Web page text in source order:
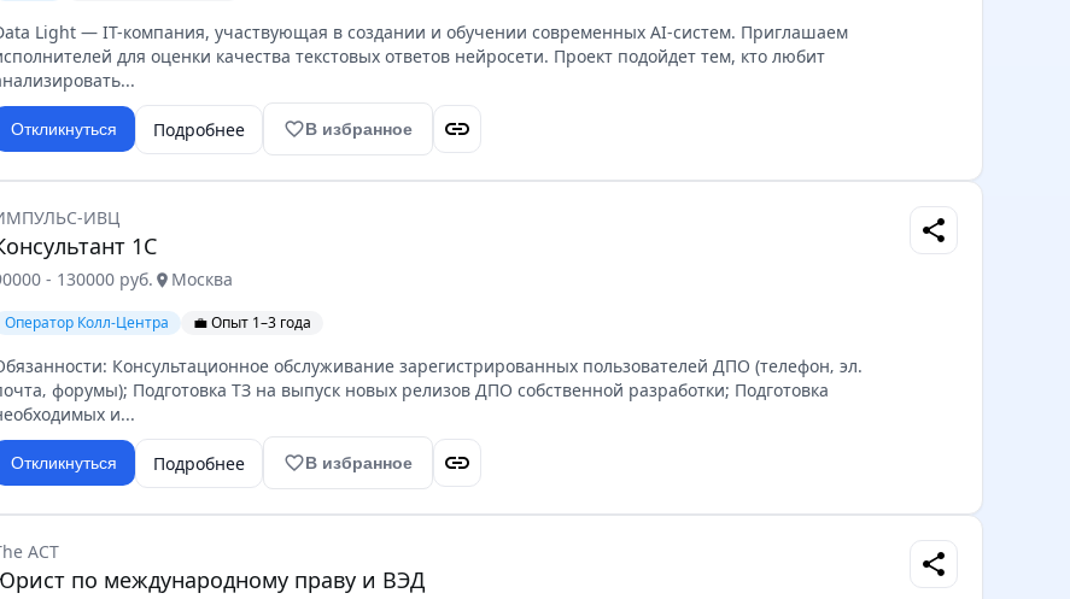
Light — IT-компания, участвующая в создании и обучении современных AI-систем. Приглашаем
для оценки качества текстовых ответов нейросети. Проект подойдет тем, кто любит
Откликнуться Подробнее favorite_borderВ избранное link
ИВЦ
1С
- 130000 руб. location_on Москва
Оператор Колл-Центра 💼 Опыт 1–3 года
Консультационное обслуживание зарегистрированных пользователей ДПО (телефон‚ эл.
форумы); Подготовка ТЗ на выпуск новых релизов ДПО собственной разработки; Подготовка
и...
Откликнуться Подробнее favorite_borderВ избранное link
share
ACT
по международному праву и ВЭД
share